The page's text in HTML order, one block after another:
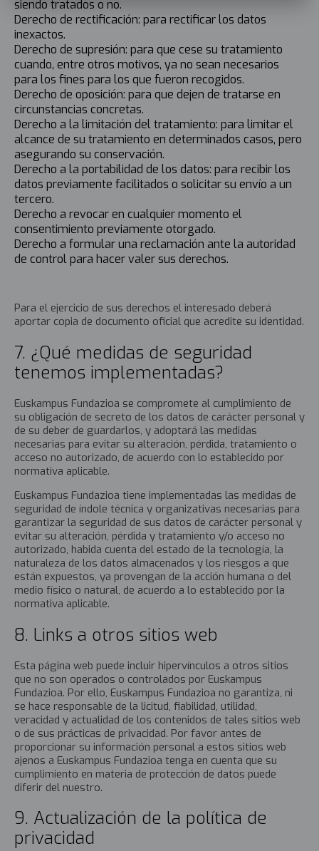
siendo tratados o no.
Derecho de rectificación: para rectificar los datos
inexactos.
Derecho de supresión: para que cese su tratamiento
cuando, entre otros motivos, ya no sean necesarios
para los fines para los que fueron recogidos.
Derecho de oposición: para que dejen de tratarse en
circunstancias concretas.
Derecho a la limitación del tratamiento: para limitar el
alcance de su tratamiento en determinados casos, pero
asegurando su conservación.
Derecho a la portabilidad de los datos: para recibir los
datos previamente facilitados o solicitar su envío a un
tercero.
Derecho a revocar en cualquier momento el
consentimiento previamente otorgado.
Derecho a formular una reclamación ante la autoridad
de control para hacer valer sus derechos.
Para el ejercicio de sus derechos el interesado deberá
aportar copia de documento oficial que acredite su identidad.
7. ¿Qué medidas de seguridad
tenemos implementadas?
Euskampus Fundazioa se compromete al cumplimiento de
su obligación de secreto de los datos de carácter personal y
de su deber de guardarlos, y adoptará las medidas
necesarias para evitar su alteración, pérdida, tratamiento o
acceso no autorizado, de acuerdo con lo establecido por
normativa aplicable.
Euskampus Fundazioa tiene implementadas las medidas de
seguridad de índole técnica y organizativas necesarias para
garantizar la seguridad de sus datos de carácter personal y
evitar su alteración, pérdida y tratamiento y/o acceso no
autorizado, habida cuenta del estado de la tecnología, la
naturaleza de los datos almacenados y los riesgos a que
están expuestos, ya provengan de la acción humana o del
medio físico o natural, de acuerdo a lo establecido por la
normativa aplicable.
8. Links a otros sitios web
Esta página web puede incluir hipervínculos a otros sitios
que no son operados o controlados por Euskampus
Fundazioa. Por ello, Euskampus Fundazioa no garantiza, ni
se hace responsable de la licitud, fiabilidad, utilidad,
veracidad y actualidad de los contenidos de tales sitios web
o de sus prácticas de privacidad. Por favor antes de
proporcionar su información personal a estos sitios web
ajenos a Euskampus Fundazioa tenga en cuenta que su
cumplimiento en materia de protección de datos puede
diferir del nuestro.
9. Actualización de la política de
privacidad